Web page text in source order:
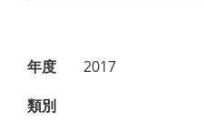
年度
2017
類別